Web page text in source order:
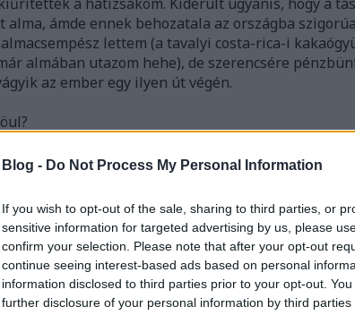
Blog - Do Not Process My Personal Information
If you wish to opt-out of the sale, sharing to third parties, or
sensitive information for targeted advertising by us, please
confirm your selection. Please note that after your opt-out
continue seeing interest-based ads based on personal
information disclosed to third parties prior to your opt-out.
further disclosure of your personal information by third parties
alma, ámde ennek behozatala az országba
lettem (a tavalyi costa-rica-i
almában utazom hehe), de szerencsére
az ember egy ilyen út végén.